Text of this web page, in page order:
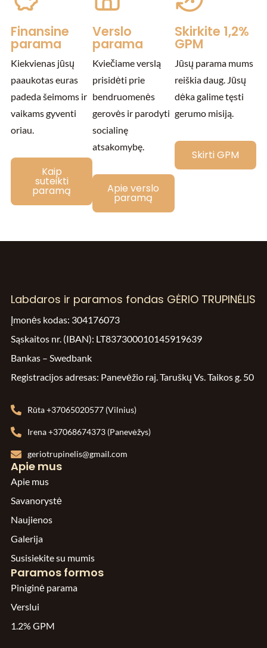
Finansine
parama
Kiekvienas jūsų
paaukotas euras
padeda šeimoms ir
vaikams gyventi
oriau.
Kaip
suteikti
paramą
Verslo
parama
Kviečiame verslą
prisidėti prie
bendruomenės
gerovės ir parodyti
socialinę
atsakomybę.
Apie verslo
paramą
Skirkite 1,2%
GPM
Jūsų parama mums
reiškia daug. Jūsų
dėka galime tęsti
gerumo misiją.
Skirti GPM
Labdaros ir paramos fondas GĖRIO TRUPINĖLIS
Įmonės kodas: 304176073
Sąskaitos nr. (IBAN): LT837300010145919639
Bankas – Swedbank
Registracijos adresas: Panevėžio raj. Taruškų Vs. Taikos g. 50
Rūta +37065020577 (Vilnius)
Irena +37068674373 (Panevėžys)
geriotrupinelis@gmail.com
Apie mus
Apie mus
Savanorystė
Naujienos
Galerija
Susisiekite su mumis
Paramos formos
Piniginė parama
Verslui
1.2% GPM